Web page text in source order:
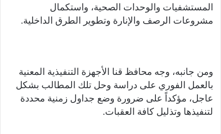
المستشفيات والوحدات الصحية، واستكمال
مشروعات الرصف والإنارة وتطوير الطرق الداخلية.
ومن جانبه، وجه محافظ قنا الأجهزة التنفيذية المعنية
بالعمل الفوري على دراسة وحل تلك المطالب بشكل
عاجل، مؤكداً على ضرورة وضع جداول زمنية محددة
لتنفيذها وتذليل كافة العقبات.